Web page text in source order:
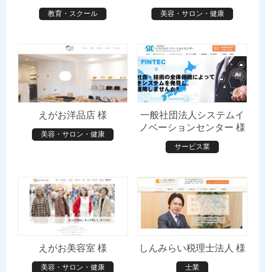
教育・スクール 美容・サロン・健康
えがお洋品店 様
美容・サロン・健康
一般社団法人システムイ
ノベーションセンター 様
サービス業
えがお美容室 様
美容・サロン・健康
しんみらい税理士法人 様
士業